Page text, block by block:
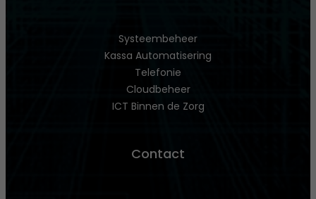
Systeembeheer
Kassa Automatisering
Telefonie
Cloudbeheer
ICT Binnen de Zorg
Contact